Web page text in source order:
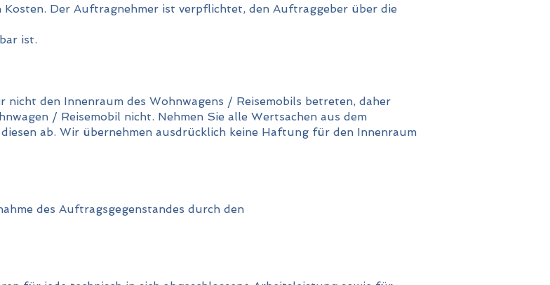
Der Auftragnehmer ist verpflichtet, den Auftraggeber über die
ist.
nicht den Innenraum des Wohnwagens / Reisemobils betreten, daher
/ Reisemobil nicht. Nehmen Sie alle Wertsachen aus dem
ab. Wir übernehmen ausdrücklich keine Haftung für den Innenraum
des Auftragsgegenstandes durch den